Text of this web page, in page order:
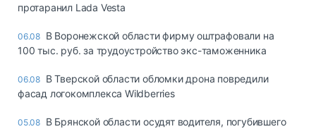
протаранил Lada Vesta
06.08 В Воронежской области фирму оштрафовали на
100 тыс. руб. за трудоустройство экс-таможенника
06.08 В Тверской области обломки дрона повредили
фасад логокомплекса Wildberries
05.08 В Брянской области осудят водителя, погубившего